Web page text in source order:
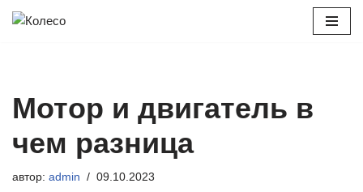
Мотор и двигатель в
чем разница
автор: admin 09.10.2023